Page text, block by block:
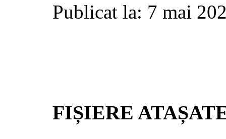
Publicat la: 7 mai
FIȘIERE